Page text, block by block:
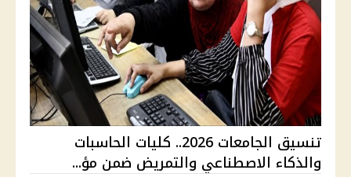
تنسيق الجامعات 2026.. كليات الحاسبات
والذكاء الاصطناعي والتمريض ضمن مؤ...